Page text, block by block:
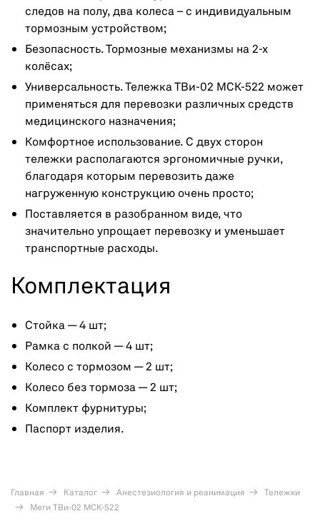
следов на полу, два колеса – с индивидуальным
тормозным устройством;
Безопасность. Тормозные механизмы на 2-х
колёсах;
Универсальность. Тележка ТВи-02 МСК-522 может
применяться для перевозки различных средств
медицинского назначения;
Комфортное использование. С двух сторон
тележки располагаются эргономичные ручки,
благодаря которым перевозить даже
нагруженную конструкцию очень просто;
Поставляется в разобранном виде, что
значительно упрощает перевозку и уменьшает
транспортные расходы.
Комплектация
Стойка — 4 шт;
Рамка с полкой — 4 шт;
Колесо с тормозом — 2 шт;
Колесо без тормоза — 2 шт;
Комплект фурнитуры;
Паспорт изделия.
Главная Каталог Анестезиология и реанимация
Тележки
Меги ТВи-02 МСК-522